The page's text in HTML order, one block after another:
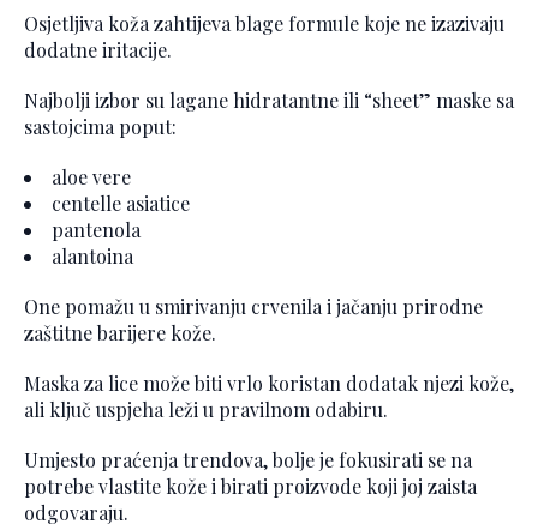
Osjetljiva koža zahtijeva blage formule koje ne izazivaju
dodatne iritacije.
Najbolji izbor su lagane hidratantne ili “sheet” maske sa
sastojcima poput:
aloe vere
centelle asiatice
pantenola
alantoina
One pomažu u smirivanju crvenila i jačanju prirodne
zaštitne barijere kože.
Maska za lice može biti vrlo koristan dodatak njezi kože,
ali ključ uspjeha leži u pravilnom odabiru.
Umjesto praćenja trendova, bolje je fokusirati se na
potrebe vlastite kože i birati proizvode koji joj zaista
odgovaraju.